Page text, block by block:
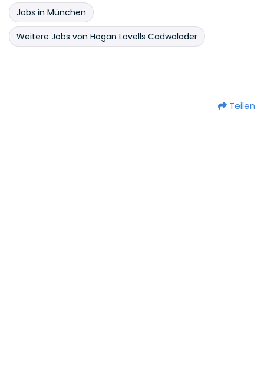
Jobs in München
Weitere Jobs von Hogan Lovells Cadwalader
Teilen